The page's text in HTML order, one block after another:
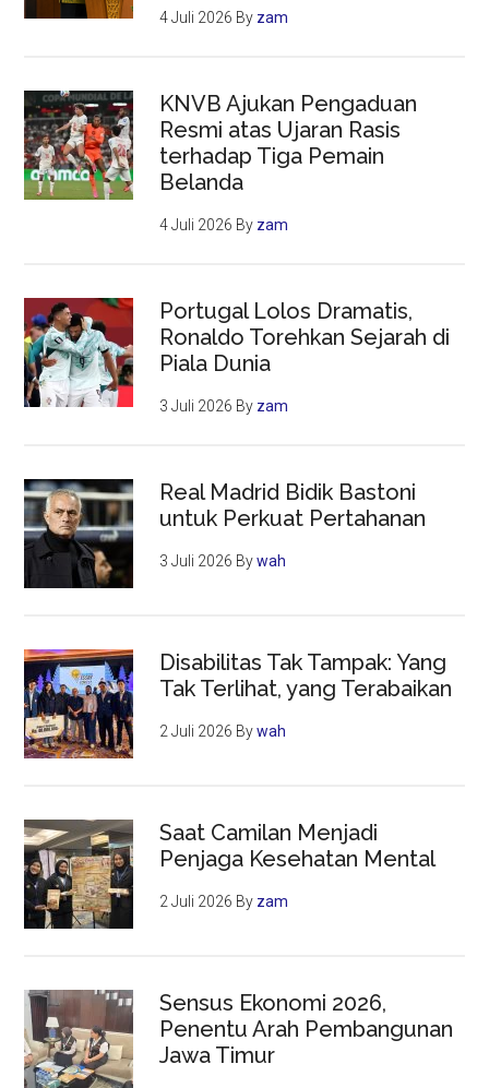
4 Juli 2026 By zam
KNVB Ajukan Pengaduan
Resmi atas Ujaran Rasis
terhadap Tiga Pemain
Belanda
4 Juli 2026 By zam
Portugal Lolos Dramatis,
Ronaldo Torehkan Sejarah di
Piala Dunia
3 Juli 2026 By zam
Real Madrid Bidik Bastoni
untuk Perkuat Pertahanan
3 Juli 2026 Bywah
Disabilitas Tak Tampak: Yang
Tak Terlihat, yang Terabaikan
2 Juli 2026 Bywah
Saat Camilan Menjadi
Penjaga Kesehatan Mental
2 Juli 2026 By zam
Sensus Ekonomi 2026,
Penentu Arah Pembangunan
Jawa Timur